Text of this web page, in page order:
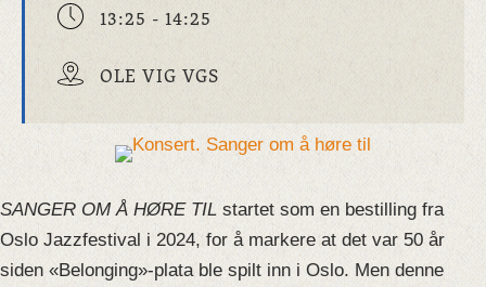
13:25 - 14:25
OLE VIG VGS
SANGER OM Å HØRE TIL startet som en bestilling fra
Oslo Jazzfestival i 2024, for å markere at det var 50 år
siden «Belonging»-plata ble spilt inn i Oslo. Men denne